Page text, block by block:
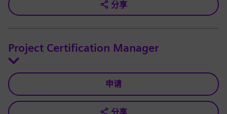
分享
Project Certification Manager
申请
分享